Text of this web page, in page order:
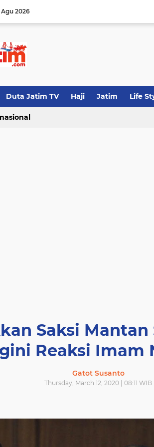
2026
Duta Jatim TV Haji Jatim Life
Saksi Mantan
Reaksi Imam
Gatot Susanto
Thursday, March 12, 2020 | 08:11 WIB